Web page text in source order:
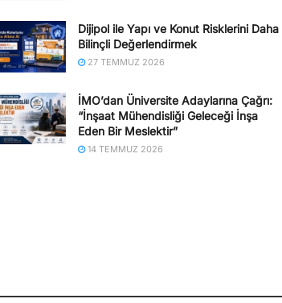
Dijipol ile Yapı ve Konut Risklerini Daha
Bilinçli Değerlendirmek
27 TEMMUZ 2026
İMO’dan Üniversite Adaylarına Çağrı:
“İnşaat Mühendisliği Geleceği İnşa
Eden Bir Meslektir”
14 TEMMUZ 2026